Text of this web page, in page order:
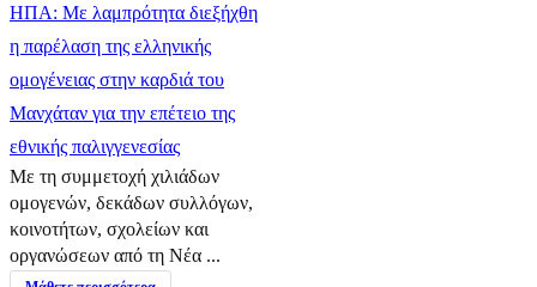
ΗΠΑ: Με λαμπρότητα διεξήχθη
η παρέλαση της ελληνικής
ομογένειας στην καρδιά του
Μανχάταν για την επέτειο της
εθνικής παλιγγενεσίας
Με τη συμμετοχή χιλιάδων
ομογενών, δεκάδων συλλόγων,
κοινοτήτων, σχολείων και
οργανώσεων από τη Νέα ...